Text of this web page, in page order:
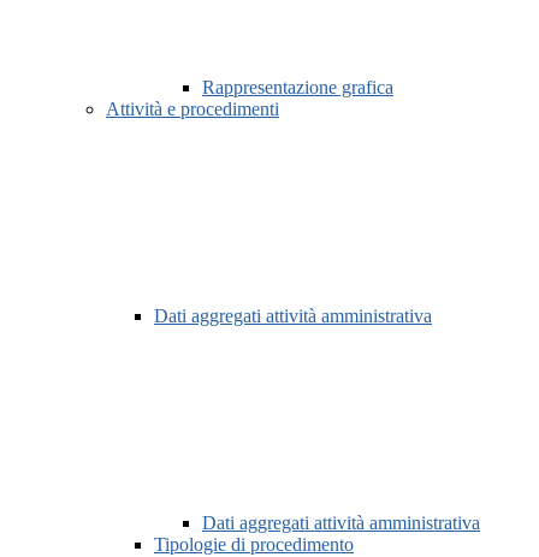
Rappresentazione grafica
Attività e procedimenti
Dati aggregati attività amministrativa
Dati aggregati attività amministrativa
Tipologie di procedimento